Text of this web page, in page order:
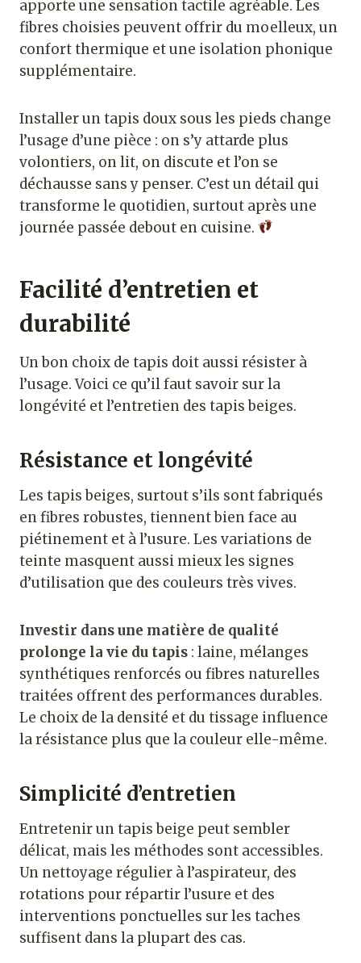
apporte une sensation tactile agréable. Les
fibres choisies peuvent offrir du moelleux, un
confort thermique et une isolation phonique
supplémentaire.
Installer un tapis doux sous les pieds change
l’usage d’une pièce : on s’y attarde plus
volontiers, on lit, on discute et l’on se
déchausse sans y penser. C’est un détail qui
transforme le quotidien, surtout après une
journée passée debout en cuisine.
Facilité d’entretien et
durabilité
Un bon choix de tapis doit aussi résister à
l’usage. Voici ce qu’il faut savoir sur la
longévité et l’entretien des tapis beiges.
Résistance et longévité
Les tapis beiges, surtout s’ils sont fabriqués
en fibres robustes, tiennent bien face au
piétinement et à l’usure. Les variations de
teinte masquent aussi mieux les signes
d’utilisation que des couleurs très vives.
Investir dans une matière de qualité
prolonge la vie du tapis : laine, mélanges
synthétiques renforcés ou fibres naturelles
traitées offrent des performances durables.
Le choix de la densité et du tissage influence
la résistance plus que la couleur elle-même.
Simplicité d’entretien
Entretenir un tapis beige peut sembler
délicat, mais les méthodes sont accessibles.
Un nettoyage régulier à l’aspirateur, des
rotations pour répartir l’usure et des
interventions ponctuelles sur les taches
suffisent dans la plupart des cas.